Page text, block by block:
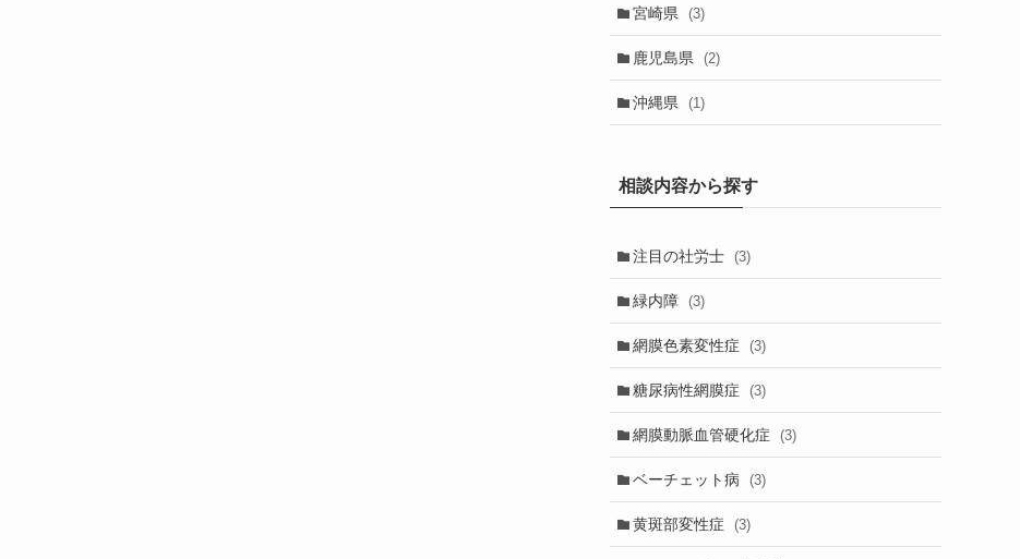
宮崎県 (3)
鹿児島県 (2)
沖縄県 (1)
相談内容から探す
注目の社労士 (3)
緑内障 (3)
網膜色素変性症 (3)
糖尿病性網膜症 (3)
網膜動脈血管硬化症 (3)
ベーチェット病 (3)
黄斑部変性症 (3)